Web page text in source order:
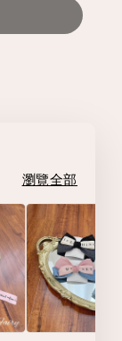
瀏覽全部